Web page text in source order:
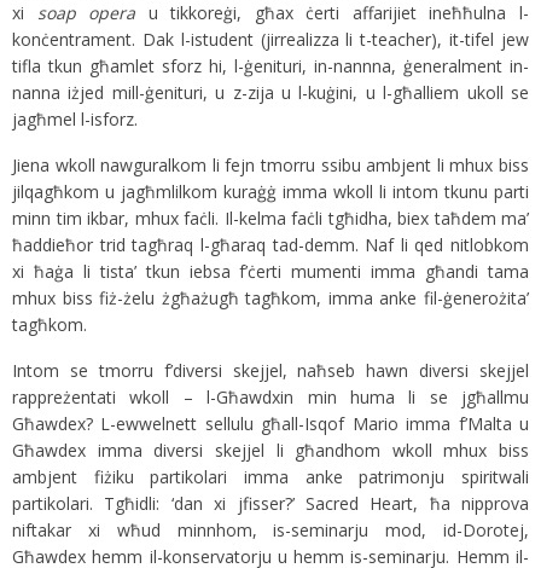
xi soap opera u tikkoreġi, għax ċerti affarijiet ineħħulna l-
konċentrament. Dak l-istudent (jirrealizza li t-teacher), it-tifel jew
tifla tkun għamlet sforz hi, l-ġenituri, in-nannna, ġeneralment in-
nanna iżjed mill-ġenituri, u z-zija u l-kuġini, u l-għalliem ukoll se
jagħmel l-isforz.
Jiena wkoll nawguralkom li fejn tmorru ssibu ambjent li mhux biss
jilqagħkom u jagħmlilkom kuraġġ imma wkoll li intom tkunu parti
minn tim ikbar, mhux faċli. Il-kelma faċli tgħidha, biex taħdem ma’
ħaddieħor trid tagħraq l-għaraq tad-demm. Naf li qed nitlobkom
xi ħaġa li tista’ tkun iebsa f’ċerti mumenti imma għandi tama
mhux biss fiż-żelu żgħażugħ tagħkom, imma anke fil-ġenerożita’
tagħkom.
Intom se tmorru f’diversi skejjel, naħseb hawn diversi skejjel
rappreżentati wkoll – l-Għawdxin min huma li se jgħallmu
Għawdex? L-ewwelnett sellulu għall-Isqof Mario imma f’Malta u
Għawdex imma diversi skejjel li għandhom wkoll mhux biss
ambjent fiżiku partikolari imma anke patrimonju spiritwali
partikolari. Tgħidli: ‘dan xi jfisser?’ Sacred Heart, ħa nipprova
niftakar xi wħud minnhom, is-seminarju mod, id-Dorotej,
Għawdex hemm il-konservatorju u hemm is-seminarju. Hemm il-